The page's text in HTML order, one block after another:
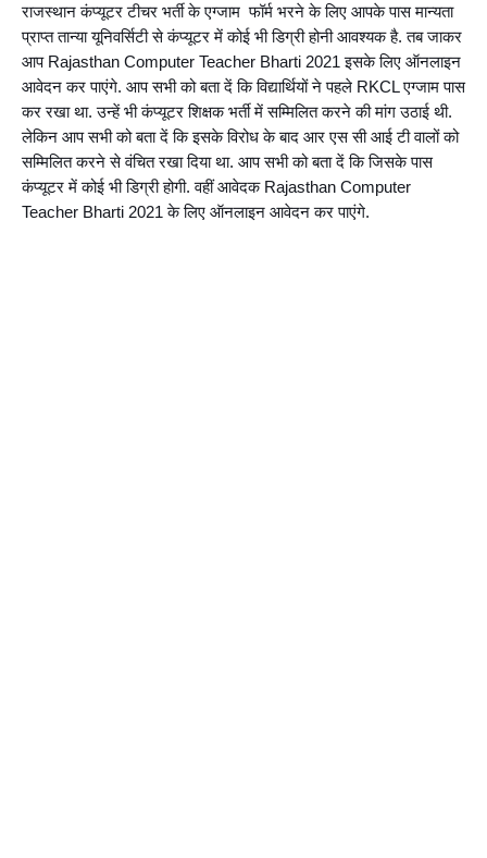
राजस्थान कंप्यूटर टीचर भर्ती के एग्जाम  फॉर्म भरने के लिए आपके पास मान्यता
प्राप्त तान्या यूनिवर्सिटी से कंप्यूटर में कोई भी डिग्री होनी आवश्यक है. तब जाकर
आप Rajasthan Computer Teacher Bharti 2021 इसके लिए ऑनलाइन
आवेदन कर पाएंगे. आप सभी को बता दें कि विद्यार्थियों ने पहले RKCL एग्जाम पास
कर रखा था. उन्हें भी कंप्यूटर शिक्षक भर्ती में सम्मिलित करने की मांग उठाई थी.
लेकिन आप सभी को बता दें कि इसके विरोध के बाद आर एस सी आई टी वालों को
सम्मिलित करने से वंचित रखा दिया था. आप सभी को बता दें कि जिसके पास
कंप्यूटर में कोई भी डिग्री होगी. वहीं आवेदक Rajasthan Computer
Teacher Bharti 2021 के लिए ऑनलाइन आवेदन कर पाएंगे.